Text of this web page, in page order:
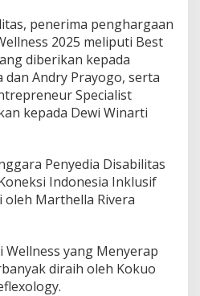
penerima penghargaan
2025 meliputi Best
diberikan kepada
Andry Prayogo, serta
Specialist
kepada Dewi Winarti
Penyedia Disabilitas
Indonesia Inklusif
oleh Marthella Rivera
yang Menyerap
diraih oleh Kokuo